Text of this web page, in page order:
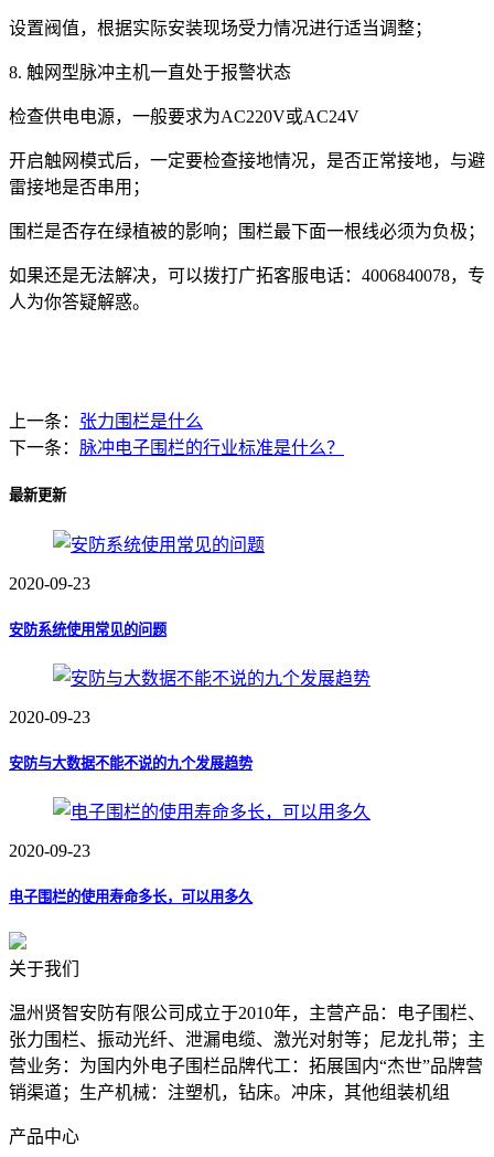
设置阀值，根据实际安装现场受力情况进行适当调整；
8. 触网型脉冲主机一直处于报警状态
检查供电电源，一般要求为AC220V或AC24V
开启触网模式后，一定要检查接地情况，是否正常接地，与避
雷接地是否串用；
围栏是否存在绿植被的影响；围栏最下面一根线必须为负极；
如果还是无法解决，可以拨打广拓客服电话：4006840078，专
人为你答疑解惑。
上一条： 张力围栏是什么
下一条： 脉冲电子围栏的行业标准是什么？
最新更新
2020-09-23
安防系统使用常见的问题
2020-09-23
安防与大数据不能不说的九个发展趋势
2020-09-23
电子围栏的使用寿命多长，可以用多久
关于我们
温州贤智安防有限公司成立于2010年，主营产品：电子围栏、
张力围栏、振动光纤、泄漏电缆、激光对射等；尼龙扎带；主
营业务：为国内外电子围栏品牌代工：拓展国内“杰世”品牌营
销渠道；生产机械：注塑机，钻床。冲床，其他组装机组
产品中心